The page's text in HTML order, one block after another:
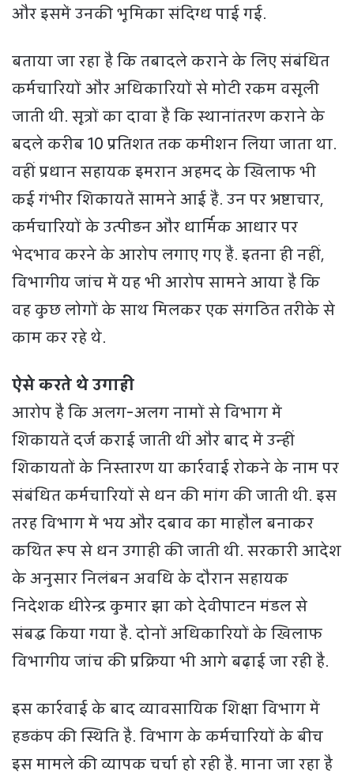
और इसमें उनकी भूमिका संदिग्ध पाई गई.
बताया जा रहा है कि तबादले कराने के लिए संबंधित
कर्मचारियों और अधिकारियों से मोटी रकम वसूली
जाती थी. सूत्रों का दावा है कि स्थानांतरण कराने के
बदले करीब 10 प्रतिशत तक कमीशन लिया जाता था.
वहीं प्रधान सहायक इमरान अहमद के खिलाफ भी
कई गंभीर शिकायतें सामने आई हैं. उन पर भ्रष्टाचार,
कर्मचारियों के उत्पीड़न और धार्मिक आधार पर
भेदभाव करने के आरोप लगाए गए हैं. इतना ही नहीं,
विभागीय जांच में यह भी आरोप सामने आया है कि
वह कुछ लोगों के साथ मिलकर एक संगठित तरीके से
काम कर रहे थे.
ऐसे करते थे उगाही
आरोप है कि अलग-अलग नामों से विभाग में
शिकायतें दर्ज कराई जाती थीं और बाद में उन्हीं
शिकायतों के निस्तारण या कार्रवाई रोकने के नाम पर
संबंधित कर्मचारियों से धन की मांग की जाती थी. इस
तरह विभाग में भय और दबाव का माहौल बनाकर
कथित रूप से धन उगाही की जाती थी. सरकारी आदेश
के अनुसार निलंबन अवधि के दौरान सहायक
निदेशक धीरेन्द्र कुमार झा को देवीपाटन मंडल से
संबद्ध किया गया है. दोनों अधिकारियों के खिलाफ
विभागीय जांच की प्रक्रिया भी आगे बढ़ाई जा रही है.
इस कार्रवाई के बाद व्यावसायिक शिक्षा विभाग में
हड़कंप की स्थिति है. विभाग के कर्मचारियों के बीच
इस मामले की व्यापक चर्चा हो रही है. माना जा रहा है